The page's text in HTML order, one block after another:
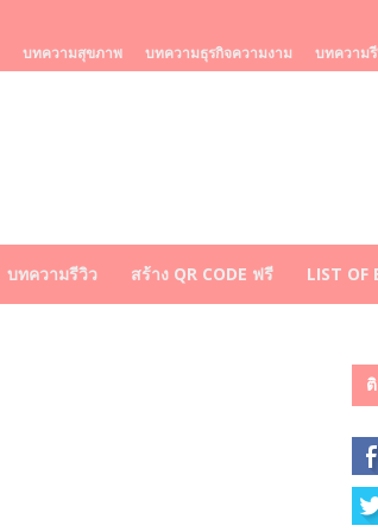
บทความสุขภาพ บทความธุรกิจความงาม บทความ
บทความรีวิว สร้าง QR CODE ฟรี LIST OF